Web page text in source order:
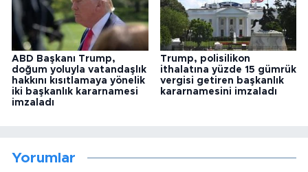
ABD Başkanı Trump,
doğum yoluyla vatandaşlık
hakkını kısıtlamaya yönelik
iki başkanlık kararnamesi
imzaladı
Trump, polisilikon
ithalatına yüzde 15 gümrük
vergisi getiren başkanlık
kararnamesini imzaladı
Yorumlar